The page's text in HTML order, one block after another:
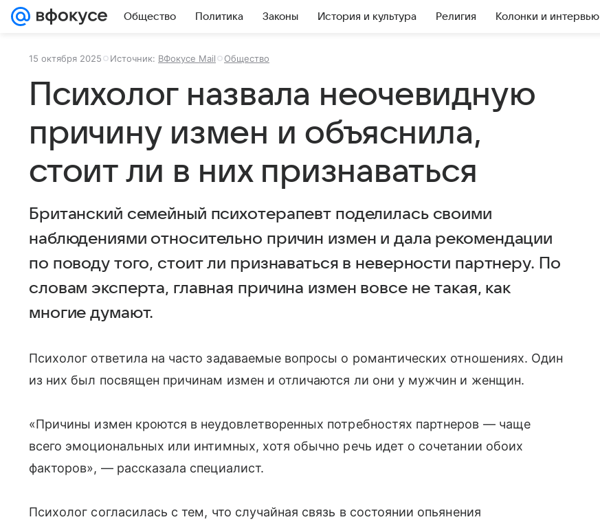
Общество Политика Законы История и культура Религия Колонки и интервью
15 октября 2025 Источник: ВФокусе Mail Общество
Психолог назвала неочевидную
причину измен и объяснила,
стоит ли в них признаваться
Британский семейный психотерапевт поделилась своими
наблюдениями относительно причин измен и дала рекомендации
по поводу того, стоит ли признаваться в неверности партнеру. По
словам эксперта, главная причина измен вовсе не такая, как
многие думают.
Психолог ответила на часто задаваемые вопросы о романтических отношениях. Один
из них был посвящен причинам измен и отличаются ли они у мужчин и женщин.
«Причины измен кроются в неудовлетворенных потребностях партнеров — чаще
всего эмоциональных или интимных, хотя обычно речь идет о сочетании обоих
факторов», — рассказала специалист.
Психолог согласилась с тем, что случайная связь в состоянии опьянения